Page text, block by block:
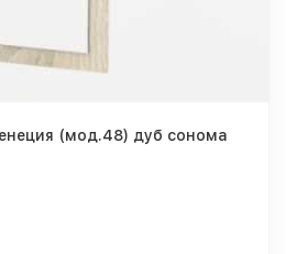
(мод.48) дуб сонома